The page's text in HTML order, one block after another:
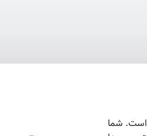
و پارک آبی های ایران فعالیت خود را از سال 94 آغاز کرده است. شما